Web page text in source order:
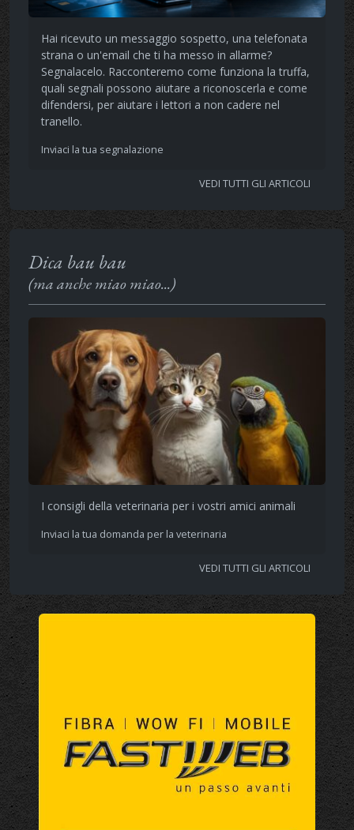
Hai ricevuto un messaggio sospetto, una telefonata
strana o un'email che ti ha messo in allarme?
Segnalacelo. Racconteremo come funziona la truffa,
quali segnali possono aiutare a riconoscerla e come
difendersi, per aiutare i lettori a non cadere nel
tranello.
Inviaci la tua segnalazione
VEDI TUTTI GLI ARTICOLI
Dica bau bau
(ma anche miao miao...)
I consigli della veterinaria per i vostri amici animali
Inviaci la tua domanda per la veterinaria
VEDI TUTTI GLI ARTICOLI